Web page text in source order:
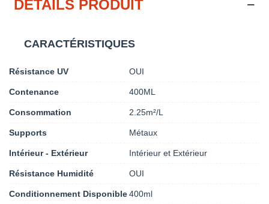
DÉTAILS PRODUIT
CARACTÉRISTIQUES
Résistance UV OUI
Contenance 400ML
Consommation 2.25m²/L
Supports Métaux
Intérieur - Extérieur Intérieur et Extérieur
Résistance Humidité OUI
Conditionnement Disponible400ml